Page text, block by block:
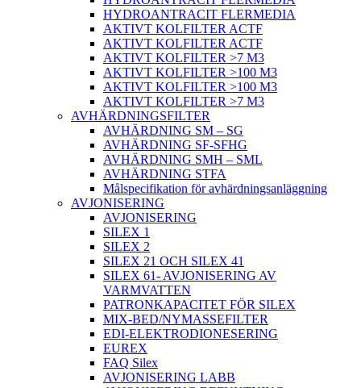
HYDROANTRACIT FLERMEDIA
AKTIVT KOLFILTER ACTF
AKTIVT KOLFILTER ACTF
AKTIVT KOLFILTER >7 M3
AKTIVT KOLFILTER >100 M3
AKTIVT KOLFILTER >100 M3
AKTIVT KOLFILTER >7 M3
AVHÄRDNINGSFILTER
AVHÄRDNING SM – SG
AVHÄRDNING SF-SFHG
AVHÄRDNING SMH – SML
AVHÄRDNING STFA
Målspecifikation för avhärdningsanläggning
AVJONISERING
AVJONISERING
SILEX 1
SILEX 2
SILEX 21 OCH SILEX 41
SILEX 61- AVJONISERING AV
VARMVATTEN
PATRONKAPACITET FÖR SILEX
MIX-BED/NYMASSEFILTER
EDI-ELEKTRODIONESERING
EUREX
FAQ Silex
AVJONISERING LABB